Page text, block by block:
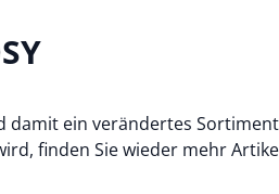
damit ein verändertes
finden Sie wieder mehr